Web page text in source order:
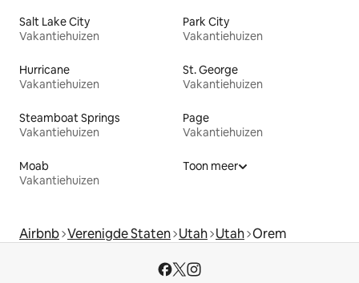
Salt Lake City
Vakantiehuizen
Park City
Vakantiehuizen
Hurricane
Vakantiehuizen
St. George
Vakantiehuizen
Steamboat Springs
Vakantiehuizen
Page
Vakantiehuizen
Moab
Vakantiehuizen
Toon meer
Airbnb Verenigde Staten Utah Utah Orem